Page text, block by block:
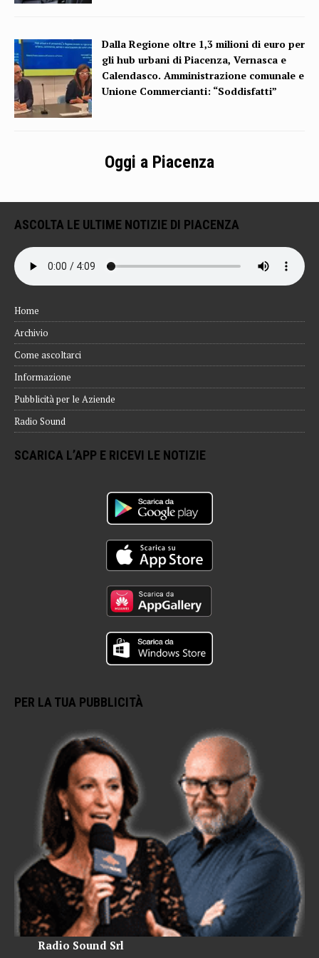
Dalla Regione oltre 1,3 milioni di euro per
gli hub urbani di Piacenza, Vernasca e
Calendasco. Amministrazione comunale e
Unione Commercianti: “Soddisfatti”
Oggi a Piacenza
ASCOLTA LE ULTIME NOTIZIE DI PIACENZA
Home
Archivio
Come ascoltarci
Informazione
Pubblicità per le Aziende
Radio Sound
SCARICA L’APP E RICEVI LE NOTIZIE
PER LA TUA PUBBLICITÀ
Radio Sound Srl